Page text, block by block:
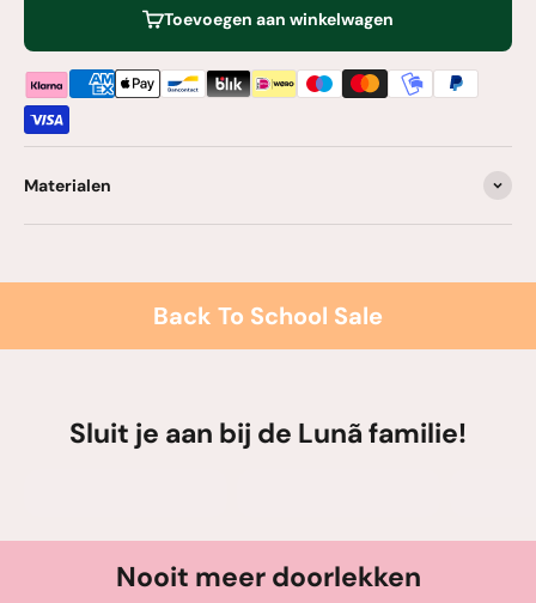
Toevoegen aan winkelwagen
Materialen
Back To School Sale
Sluit je aan bij de Lunã familie!
Nooit meer doorlekken